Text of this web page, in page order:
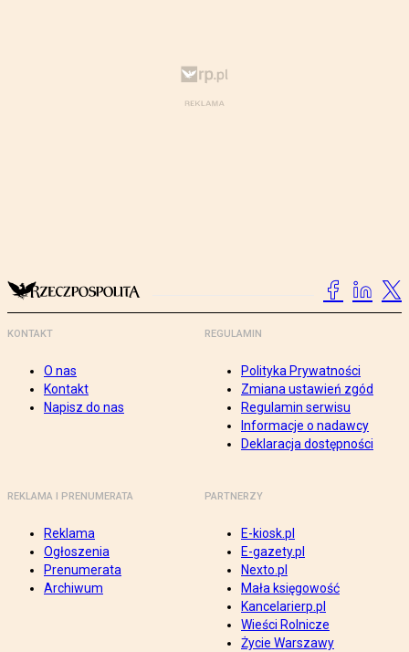
KONTAKT
O nas
Kontakt
Napisz do nas
REGULAMIN
Polityka Prywatności
Zmiana ustawień zgód
Regulamin serwisu
Informacje o nadawcy
Deklaracja dostępności
REKLAMA I PRENUMERATA
Reklama
Ogłoszenia
Prenumerata
Archiwum
PARTNERZY
E-kiosk.pl
E-gazety.pl
Nexto.pl
Mała księgowość
Kancelarierp.pl
Wieści Rolnicze
Życie Warszawy